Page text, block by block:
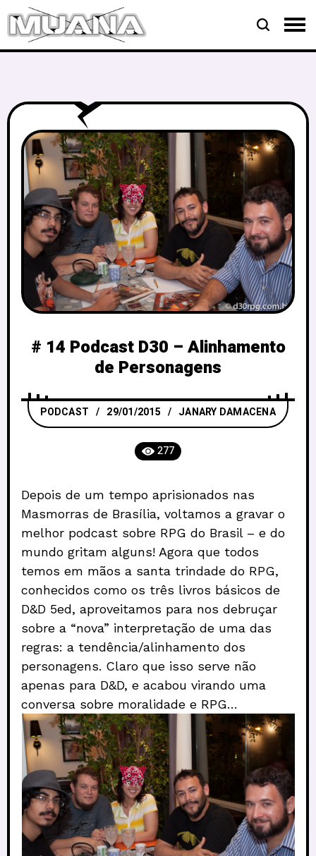
# 14 Podcast D30 – Alinhamento
de Personagens
PODCAST 29/01/2015 JANARY DAMACENA
277
Depois de um tempo aprisionados nas
Masmorras de Brasília, voltamos a gravar o
melhor podcast sobre RPG do Brasil – e do
mundo gritam alguns! Agora que todos
temos em mãos a santa trindade do RPG,
conhecidos como os três livros básicos de
D&D 5ed, aproveitamos para nos debruçar
sobre a “nova” interpretação de uma das
regras: a tendência/alinhamento dos
personagens. Claro que isso serve não
apenas para D&D, e acabou virando uma
conversa sobre moralidade e RPG…